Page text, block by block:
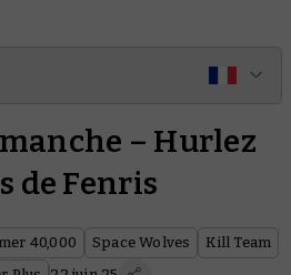
– Hurlez
de Fenris
40,000 Space Wolves
Kill Team